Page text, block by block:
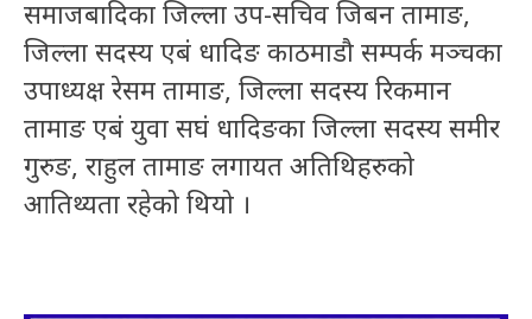
समाजबादिका जिल्ला उप-सचिव जिबन तामाङ,
जिल्ला सदस्य एबं धादिङ काठमाडौ सम्पर्क मञ्चका
उपाध्यक्ष रेसम तामाङ, जिल्ला सदस्य रिकमान
तामाङ एबं युवा सघं धादिङका जिल्ला सदस्य समीर
गुरुङ, राहुल तामाङ लगायत अतिथिहरुको
आतिथ्यता रहेको थियो ।